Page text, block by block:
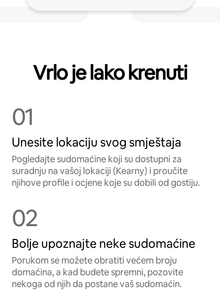
Vrlo je lako krenuti
01
Unesite lokaciju svog smještaja
Pogledajte sudomaćine koji su dostupni za
suradnju na vašoj lokaciji (Kearny) i proučite
njihove profile i ocjene koje su dobili od gostiju.
02
Bolje upoznajte neke sudomaćine
Porukom se možete obratiti većem broju
domaćina, a kad budete spremni, pozovite
nekoga od njih da postane vaš sudomaćin.